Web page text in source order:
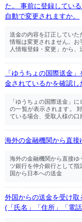
た。 事前に登録してい
自動で変更されますか。
送金の内容を訂正してい
情報は変更されません。
人情報登録・変更」から、
「ゆうちょの国際送金
金されているかを確認し
「ゆうちょの国際送金」
の一覧が表示されます。
ている場合、受取人様の口
海外の金融機関から直接
海外の金融機関から直接ゆ
ツ銀行を仲介銀行として
国から日本への送金
外国からの送金を受け
(「氏名」「住所」「電